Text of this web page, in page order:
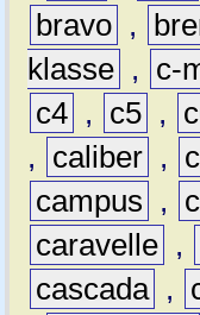
bravo ,
klasse , c-
c4 , c5 ,
,
caliber ,
campus
,
caravelle ,
cascada ,